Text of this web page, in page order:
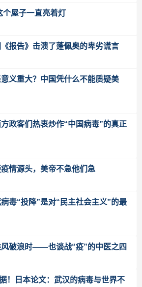
个屋子一直亮着灯
报告》击溃了蓬佩奥的卑劣谎言
义重大？中国凭什么不能质疑美
政客们热衷炒作“中国病毒”的真正
情源头，美帝不急他们急
毒“投降”是对“民主社会主义”的最
破浪时——也谈战“疫”的中医之四
！日本论文：武汉的病毒与世界不